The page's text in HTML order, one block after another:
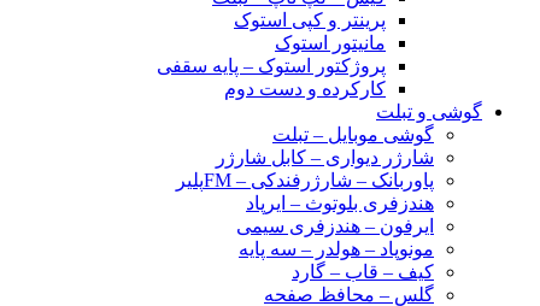
پرینتر و کپی استوک
مانیتور استوک
پروژکتور استوک – پایه سقفی
کارکرده و دست دوم
گوشی و تبلت
گوشی موبایل – تبلت
شارژر دیواری – کابل شارژر
پاوربانک – شارژرفندکی – FMپلیر
هندزفری بلوتوث – ایرپاد
ایرفون – هندزفری سیمی
مونوپاد – هولدر – سه پایه
کیف – قاب – گارد
گلس – محافظ صفحه